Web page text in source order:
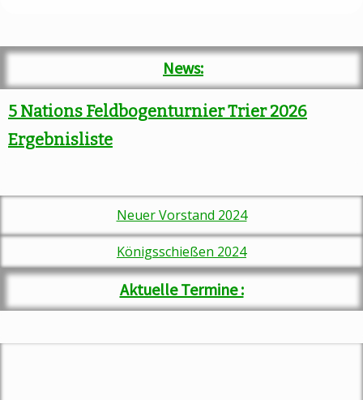
News:
5 Nations Feldbogenturnier Trier 2026
Ergebnisliste
Neuer Vorstand 2024
Königsschießen 2024
Aktuelle Termine :